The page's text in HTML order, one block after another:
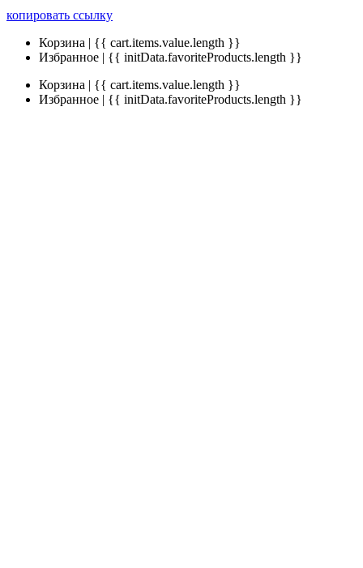
копировать ссылку
Корзина | {{ cart.items.value.length }}
Избранное | {{ initData.favoriteProducts.length }}
Корзина | {{ cart.items.value.length }}
Избранное | {{ initData.favoriteProducts.length }}